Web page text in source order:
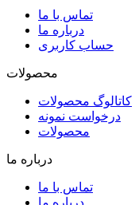
تماس با ما
درباره ما
حساب کاربری
محصولات
کاتالوگ محصولات
درخواست نمونه
محصولات
درباره ما
تماس با ما
درباره ما